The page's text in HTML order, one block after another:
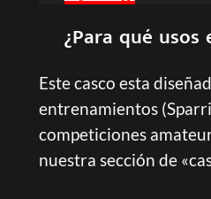
¿Para qué usos
Este casco esta
entrenamientos
competiciones
nuestra sección de